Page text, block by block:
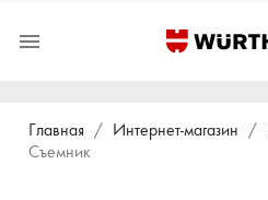

Главная Интернет-магазин
Съемник